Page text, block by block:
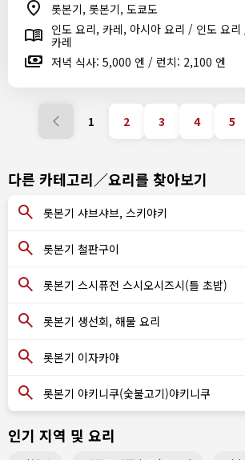
롯본기, 롯본기, 도쿄도
인도 요리, 카레, 아시아 요리 / 인도 요
카레
저녁 식사: 5,000 엔 / 런치: 2,100 엔
1 2 3 4 5
다른 카테고리／요리를 찾아보기
롯본기 샤브샤브, 스키야키
롯본기 철판구이
롯본기 스시퓨전 스시오시즈시(틀 초밥)
롯본기 생선회, 해물 요리
롯본기 이자카야
롯본기 야키니쿠(숯불고기)야키니쿠
인기 지역 및 요리